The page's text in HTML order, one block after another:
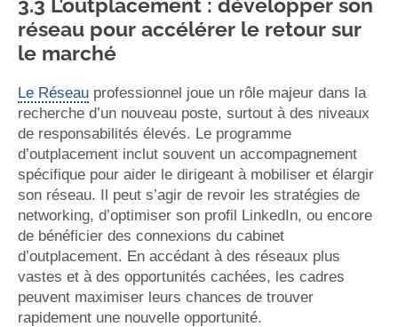
réseau pour accélérer le retour sur
le marché
Le Réseau professionnel joue un rôle majeur dans la
recherche d’un nouveau poste, surtout à des niveaux
de responsabilités élevés. Le programme
d’outplacement inclut souvent un accompagnement
spécifique pour aider le dirigeant à mobiliser et élargir
son réseau. Il peut s’agir de revoir les stratégies de
networking, d’optimiser son profil LinkedIn, ou encore
de bénéficier des connexions du cabinet
d’outplacement. En accédant à des réseaux plus
vastes et à des opportunités cachées, les cadres
peuvent maximiser leurs chances de trouver
rapidement une nouvelle opportunité.